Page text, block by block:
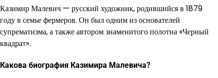
Казимир Малевич — русский художник, родившийся в 1879
году в семье фермеров. Он был одним из основателей
супрематизма, а также автором знаменитого полотна «Черный
квадрат».
Какова биография Казимира Малевича?